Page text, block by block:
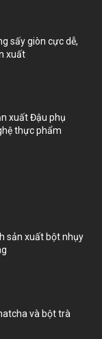
sấy giòn cực dễ,
xuất
xuất Đậu phụ
thực phẩm
sản xuất bột nhụy
và bột trà